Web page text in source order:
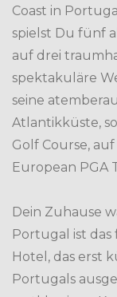
Coast in
spielst Du fünf
auf drei
spektakuläre
seine
Atlantikküste,
Golf Course,
European PGA
Dein Zuhause
Portugal ist das
Hotel, das erst
Portugals